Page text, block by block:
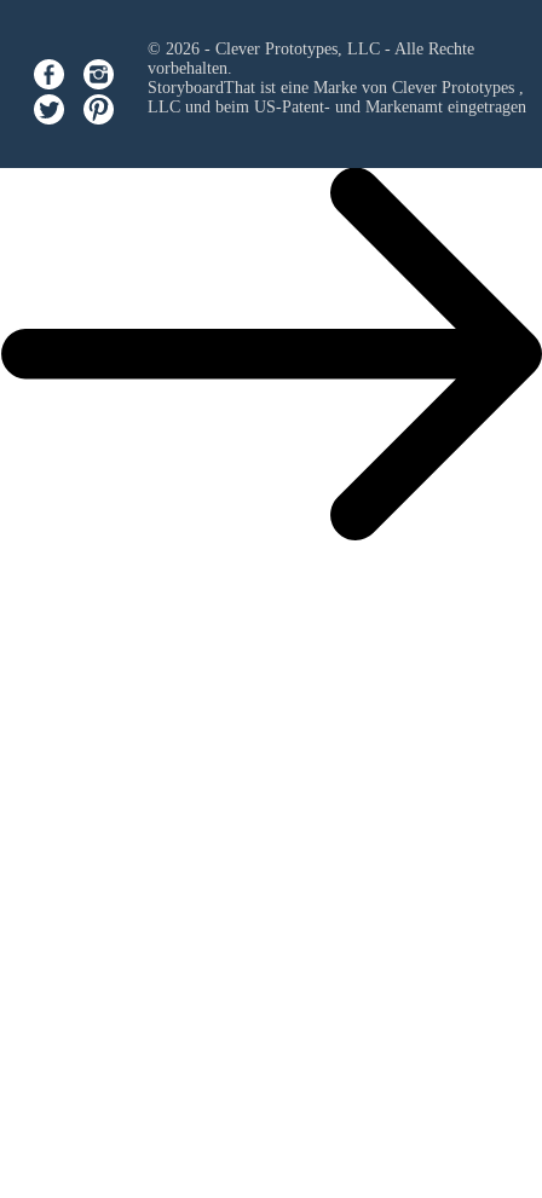
© 2026 - Clever Prototypes, LLC - Alle Rechte
vorbehalten.
StoryboardThat ist eine Marke von Clever Prototypes ,
LLCund beim US-Patent- und Markenamt eingetragen